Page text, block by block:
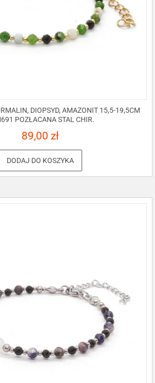
DIOPSYD, AMAZONIT 15,5-19,5CM
POZŁACANA STAL CHIR.
89,00 zł
DODAJ DO KOSZYKA